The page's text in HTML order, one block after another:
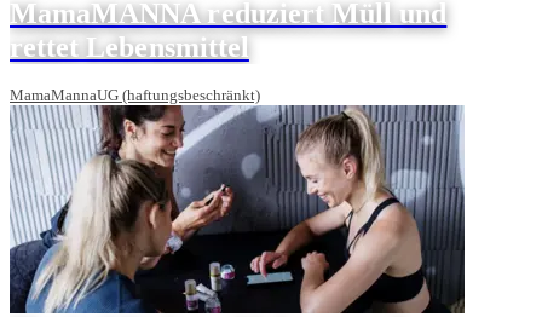
MamaMANNA reduziert Müll und
rettet Lebensmittel
MamaMannaUG (haftungsbeschränkt)